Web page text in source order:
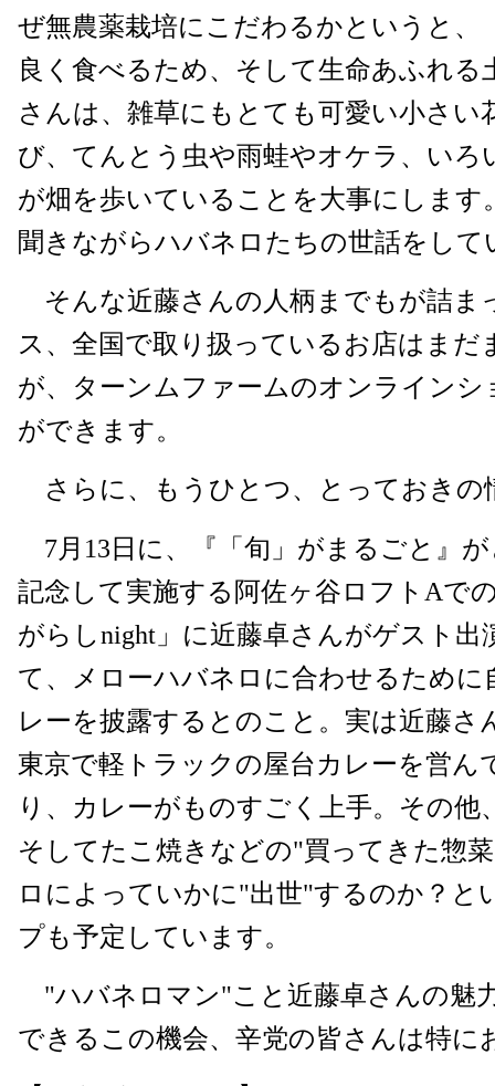
ぜ無農薬栽培にこだわるかというと、
良く食べるため、そして生命あふれる
さんは、雑草にもとても可愛い小さい
び、てんとう虫や雨蛙やオケラ、いろ
が畑を歩いていることを大事にします
聞きながらハバネロたちの世話をして
そんな近藤さんの人柄までもが詰ま
ス、全国で取り扱っているお店はまだ
が、ターンムファームのオンラインシ
ができます。
さらに、もうひとつ、とっておきの
7月13日に、『「旬」がまるごと』
記念して実施する阿佐ヶ谷ロフトAで
がらしnight」に近藤卓さんがゲスト出
て、メローハバネロに合わせるために
レーを披露するとのこと。実は近藤さ
東京で軽トラックの屋台カレーを営ん
り、カレーがものすごく上手。その他
そしてたこ焼きなどの"買ってきた惣
ロによっていかに"出世"するのか？と
プも予定しています。
"ハバネロマン"こと近藤卓さんの魅
できるこの機会、辛党の皆さんは特に